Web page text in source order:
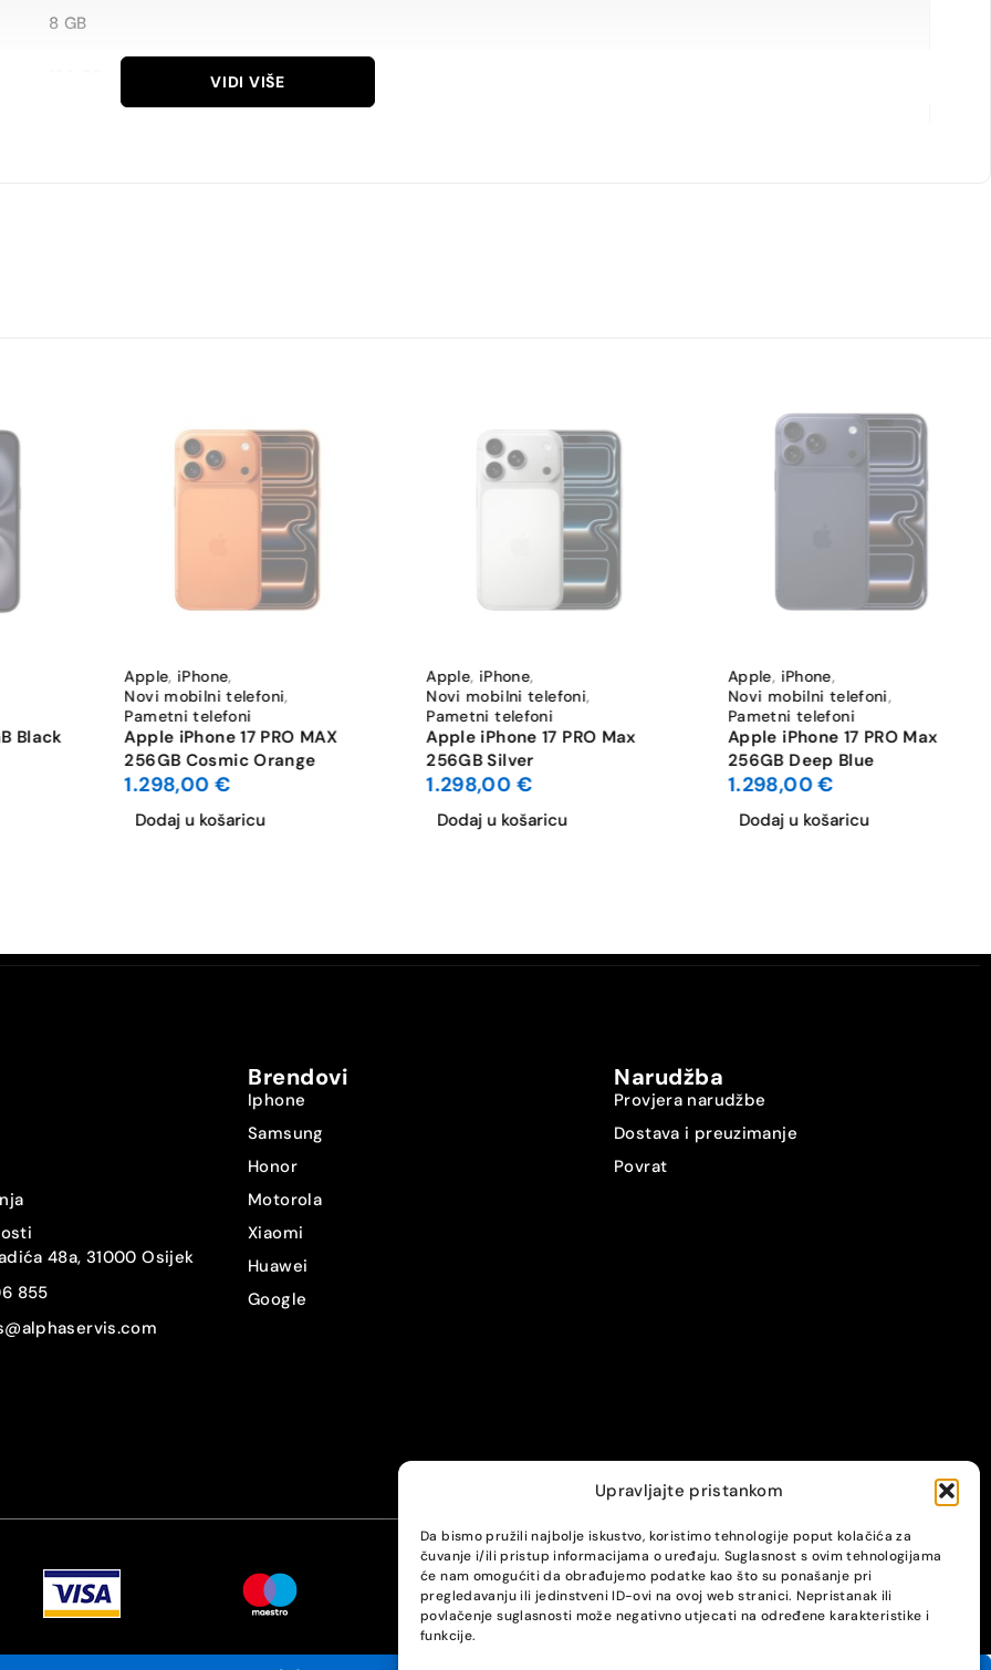
Upravljajte pristankom
Da bismo pružili najbolje iskustvo, koristimo tehnologije poput kolačića za
čuvanje i/ili pristup informacijama o uređaju. Suglasnost s ovim tehnologijama
će nam omogućiti da obrađujemo podatke kao što su ponašanje pri
pregledavanju ili jedinstveni ID-ovi na ovoj web stranici. Nepristanak ili
povlačenje suglasnosti može negativno utjecati na određene karakteristike i
funkcije.
8 GB
DA
USB-C
Ne
VIDI VIŠE
Black
Apple, iPhone,
Novi mobilni telefoni,
Pametni telefoni
Apple iPhone 17 PRO MAX
256GB Cosmic Orange
1.298,00 €
Dodaj u košaricu
Apple, iPhone,
Novi mobilni telefoni,
Pametni telefoni
Apple iPhone 17 PRO Max
256GB Silver
1.298,00 €
Dodaj u košaricu
Apple, iPhone,
Novi mobilni telefoni,
Pametni telefoni
Apple iPhone 17 PRO Max
256GB Deep Blue
1.298,00€
Dodaj u košaricu
48a, 31000 Osijek
855
Brendovi
Iphone
Samsung
Honor
Motorola
Xiaomi
Huawei
Google
Narudžba
Provjera narudžbe
Dostava i preuzimanje
Povrat